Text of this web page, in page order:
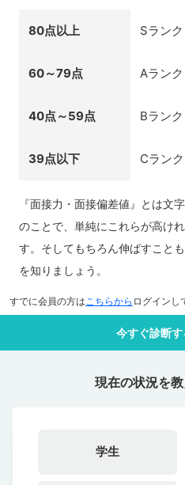
80点以上 Sラン
60～79点 Aラン
40点～59点 Bラン
39点以下 Cラン
『面接力・面接偏差値』とは文
のことで、単純にこれらが高け
す。そしてもちろん伸ばすこと
を知りましょう。
すでに会員の方は こちらから ログインし
今すぐ診断す
現在の状況を
学生